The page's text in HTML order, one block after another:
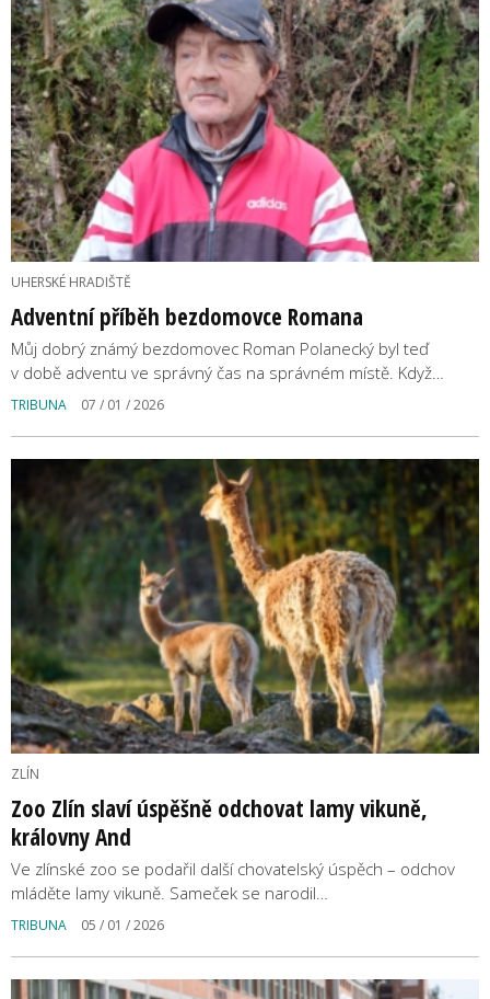
UHERSKÉ HRADIŠTĚ
Adventní příběh bezdomovce Romana
Můj dobrý známý bezdomovec Roman Polanecký byl teď
v době adventu ve správný čas na správném místě. Když…
TRIBUNA 07 / 01 / 2026
ZLÍN
Zoo Zlín slaví úspěšně odchovat lamy vikuně,
královny And
Ve zlínské zoo se podařil další chovatelský úspěch – odchov
mláděte lamy vikuně. Sameček se narodil…
TRIBUNA 05 / 01 / 2026